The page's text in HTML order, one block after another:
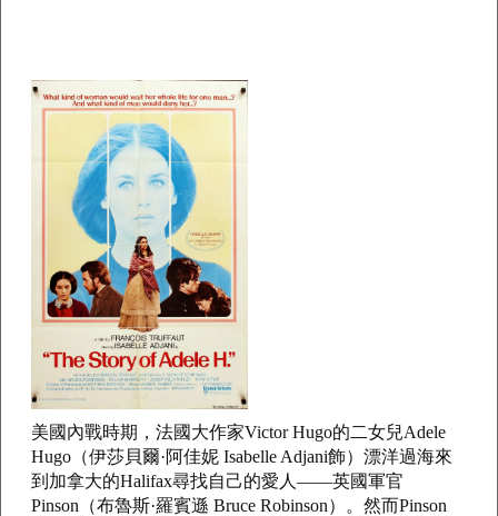
美國內戰時期，法國大作家Victor Hugo的二女兒Adele
Hugo（伊莎貝爾·阿佳妮 Isabelle Adjani飾）漂洋過海來
到加拿大的Halifax尋找自己的愛人——英國軍官
Pinson（布魯斯·羅賓遜 Bruce Robinson）。然而Pinson